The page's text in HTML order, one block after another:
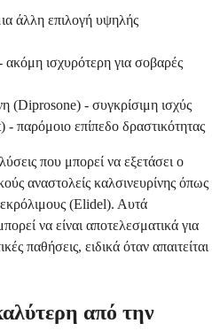
άλλη επιλογή υψηλής
ισχυρότερη για σοβαρές
(Diprosone) - συγκρίσιμη ισχύς
παρόμοιο επίπεδο δραστικότητας
που μπορεί να εξετάσει ο
αναστολείς καλσινευρίνης όπως
(Elidel). Αυτά
να είναι αποτελεσματικά για
παθήσεις, ειδικά όταν απαιτείται
από την